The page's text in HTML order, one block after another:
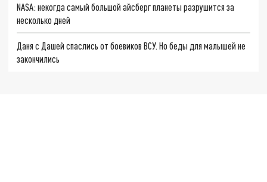
NASA: некогда самый большой айсберг планеты разрушится за
несколько дней
Даня с Дашей спаслись от боевиков ВСУ. Но беды для малышей не
закончились